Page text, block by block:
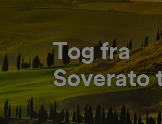
Tog fra
Soverato